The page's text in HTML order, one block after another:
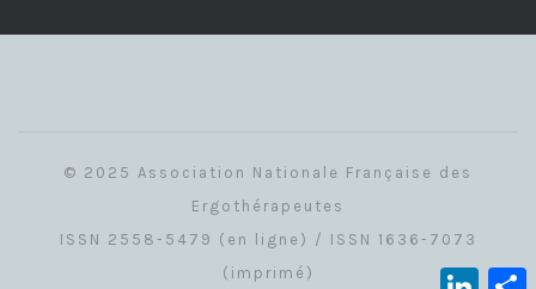
© 2025 Association Nationale Française des
Ergothérapeutes
ISSN 2558-5479 (en ligne) / ISSN 1636-7073
(imprimé)